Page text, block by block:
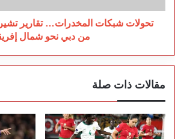
من
دبي
إفريقيا
تحولات شبكات المخدرات… تقارير
من دبي نحو شمال
مقالات ذات صلة